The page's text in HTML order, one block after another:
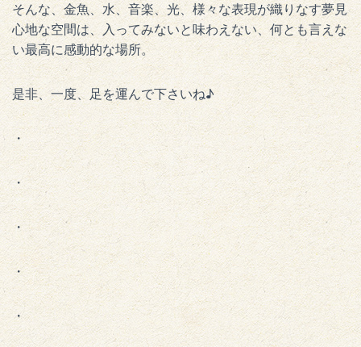
そんな、金魚、水、音楽、光、様々な表現が織りなす夢見
心地な空間は、入ってみないと味わえない、何とも言えな
い最高に感動的な場所。
是非、一度、足を運んで下さいね♪
・
・
・
・
・